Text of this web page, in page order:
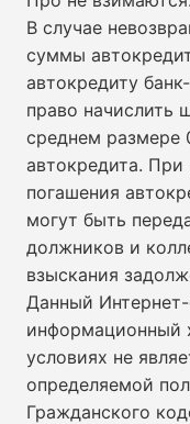
В случае
суммы
автокредиту
право начислить
среднем размере
автокредита.
погашения
могут быть
должников и
взыскания
Данный
информационный
условиях не
определяемой
Гражданского